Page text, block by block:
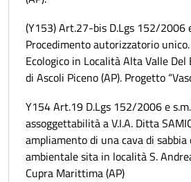
(Y153) Art.27-bis D.Lgs 152/2006
Procedimento autorizzatorio unico.
Ecologico in Località Alta Valle
di Ascoli Piceno (AP). Progetto
Y154 Art.19 D.Lgs 152/2006 e
assoggettabilità a V.I.A. Ditta
ampliamento di una cava di
ambientale sita in località S.
Cupra Marittima (AP)